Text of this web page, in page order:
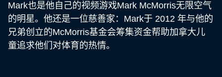
Mark也是他自己的视频游戏Mark McMorris无限空气
的明星。他还是一位慈善家：Mark于 2012 年与他的
兄弟创立的McMorris基金会筹集资金帮助加拿大儿
童追求他们对体育的热情。